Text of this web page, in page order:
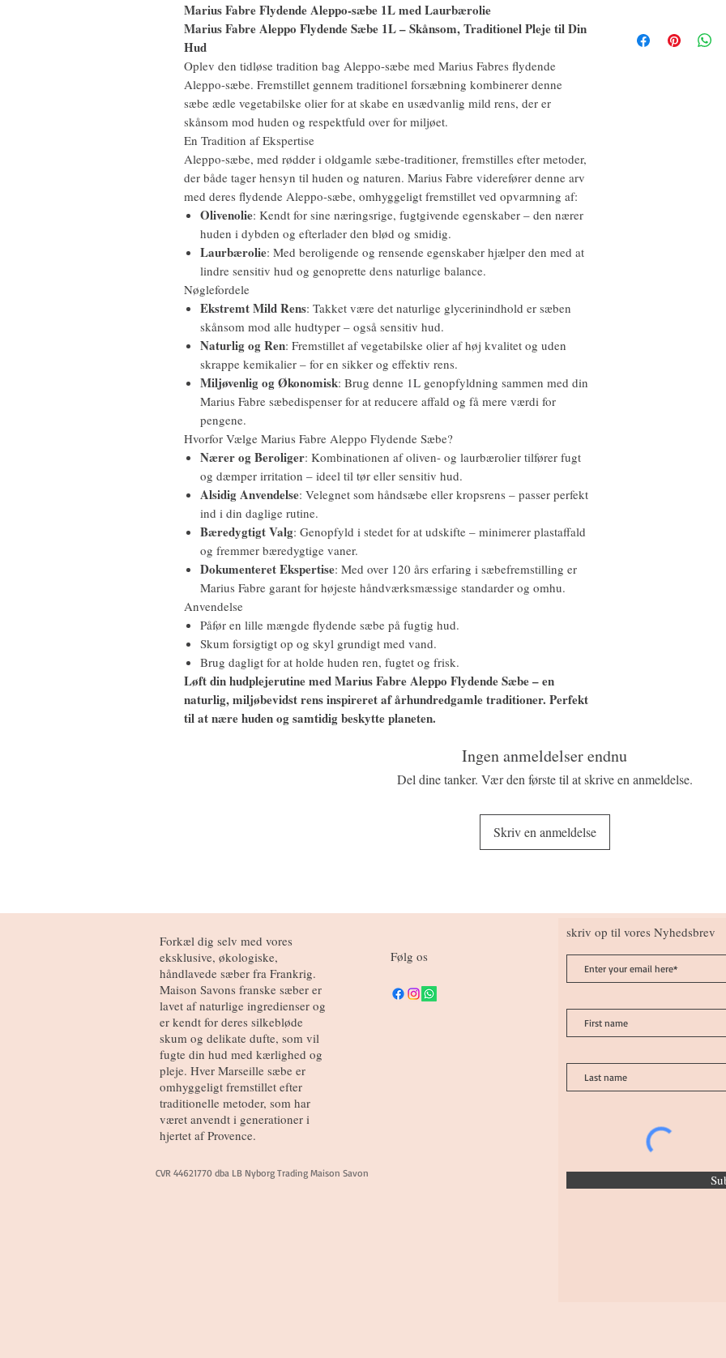
Marius Fabre Flydende Aleppo-sæbe 1L med Laurbærolie
Marius Fabre Aleppo Flydende Sæbe 1L – Skånsom, Traditionel Pleje til Din
Hud
Oplev den tidløse tradition bag Aleppo-sæbe med Marius Fabres flydende
Aleppo-sæbe. Fremstillet gennem traditionel forsæbning kombinerer denne
sæbe ædle vegetabilske olier for at skabe en usædvanlig mild rens, der er
skånsom mod huden og respektfuld over for miljøet.
En Tradition af Ekspertise
Aleppo-sæbe, med rødder i oldgamle sæbe-traditioner, fremstilles efter metoder,
der både tager hensyn til huden og naturen. Marius Fabre viderefører denne arv
med deres flydende Aleppo-sæbe, omhyggeligt fremstillet ved opvarmning af:
Olivenolie: Kendt for sine næringsrige, fugtgivende egenskaber – den nærer
huden i dybden og efterlader den blød og smidig.
Laurbærolie: Med beroligende og rensende egenskaber hjælper den med at
lindre sensitiv hud og genoprette dens naturlige balance.
Nøglefordele
Ekstremt Mild Rens: Takket være det naturlige glycerinindhold er sæben
skånsom mod alle hudtyper – også sensitiv hud.
Naturlig og Ren: Fremstillet af vegetabilske olier af høj kvalitet og uden
skrappe kemikalier – for en sikker og effektiv rens.
Miljøvenlig og Økonomisk: Brug denne 1L genopfyldning sammen med din
Marius Fabre sæbedispenser for at reducere affald og få mere værdi for
pengene.
Hvorfor Vælge Marius Fabre Aleppo Flydende Sæbe?
Nærer og Beroliger: Kombinationen af oliven- og laurbærolier tilfører fugt
og dæmper irritation – ideel til tør eller sensitiv hud.
Alsidig Anvendelse: Velegnet som håndsæbe eller kropsrens – passer perfekt
ind i din daglige rutine.
Bæredygtigt Valg: Genopfyld i stedet for at udskifte – minimerer plastaffald
og fremmer bæredygtige vaner.
Dokumenteret Ekspertise: Med over 120 års erfaring i sæbefremstilling er
Marius Fabre garant for højeste håndværksmæssige standarder og omhu.
Anvendelse
Påfør en lille mængde flydende sæbe på fugtig hud.
Skum forsigtigt op og skyl grundigt med vand.
Brug dagligt for at holde huden ren, fugtet og frisk.
Løft din hudplejerutine med Marius Fabre Aleppo Flydende Sæbe – en
naturlig, miljøbevidst rens inspireret af århundredgamle traditioner. Perfekt
til at nære huden og samtidig beskytte planeten.
Ingen anmeldelser endnu
Del dine tanker. Vær den første til at skrive en anmeldelse.
Skriv en anmeldelse
Forkæl dig selv med vores
eksklusive, økologiske,
håndlavede sæber fra Frankrig.
Maison Savons franske sæber er
lavet af naturlige ingredienser og
er kendt for deres silkebløde
skum og delikate dufte, som vil
fugte din hud med kærlighed og
pleje. Hver Marseille sæbe er
omhyggeligt fremstillet efter
traditionelle metoder, som har
været anvendt i generationer i
hjertet af Provence.
Følg os
CVR 44621770 dba LB Nyborg Trading Maison Savon
skriv op til vores Nyhedsbrev